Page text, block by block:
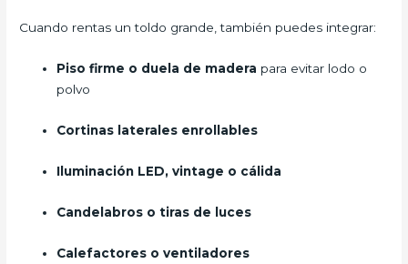
Cuando rentas un toldo grande, también puedes integrar:
Piso firme o duela de madera para evitar lodo o
polvo
Cortinas laterales enrollables
Iluminación LED, vintage o cálida
Candelabros o tiras de luces
Calefactores o ventiladores